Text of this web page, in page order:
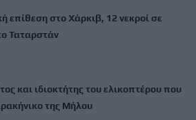
επίθεση στο Χάρκιβ, 12 νεκροί σε
Ταταρστάν
και ιδιοκτήτης του ελικοπτέρου που
της Μήλου